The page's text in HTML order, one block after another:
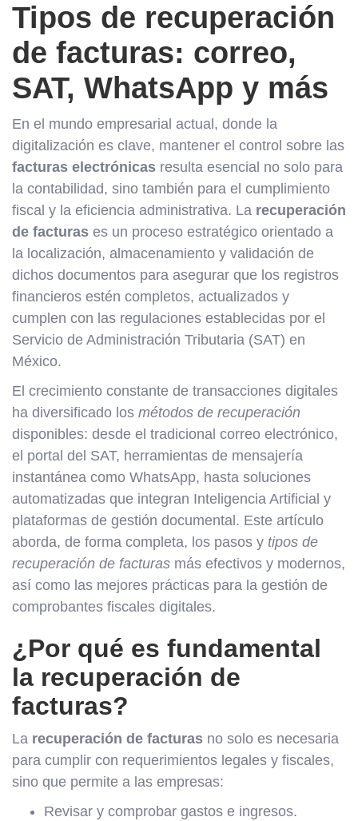
Tipos de recuperación
de facturas: correo,
SAT, WhatsApp y más
En el mundo empresarial actual, donde la
digitalización es clave, mantener el control sobre las
facturas electrónicas resulta esencial no solo para
la contabilidad, sino también para el cumplimiento
fiscal y la eficiencia administrativa. La recuperación
de facturas es un proceso estratégico orientado a
la localización, almacenamiento y validación de
dichos documentos para asegurar que los registros
financieros estén completos, actualizados y
cumplen con las regulaciones establecidas por el
Servicio de Administración Tributaria (SAT) en
México.
El crecimiento constante de transacciones digitales
ha diversificado los métodos de recuperación
disponibles: desde el tradicional correo electrónico,
el portal del SAT, herramientas de mensajería
instantánea como WhatsApp, hasta soluciones
automatizadas que integran Inteligencia Artificial y
plataformas de gestión documental. Este artículo
aborda, de forma completa, los pasos y tipos de
recuperación de facturas más efectivos y modernos,
así como las mejores prácticas para la gestión de
comprobantes fiscales digitales.
¿Por qué es fundamental
la recuperación de
facturas?
La recuperación de facturas no solo es necesaria
para cumplir con requerimientos legales y fiscales,
sino que permite a las empresas:
Revisar y comprobar gastos e ingresos.